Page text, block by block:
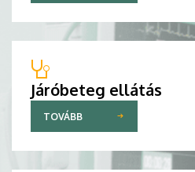
Járóbeteg ellátás
TOVÁBB